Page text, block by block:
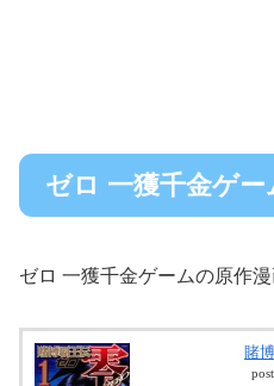
ゼロ 一獲千金ゲ
ゼロ 一獲千金ゲームの原作漫
賭